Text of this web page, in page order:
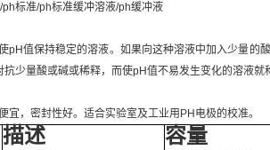
标准/ph标准缓冲溶液/ph缓冲液
pH值保持稳定的溶液。如果向这种溶液中加入少量
少量酸或碱或稀释，而使pH值不易发生变化的溶液就
宜，密封性好。适合实验室及工业用PH电极的校准。
描述 容量